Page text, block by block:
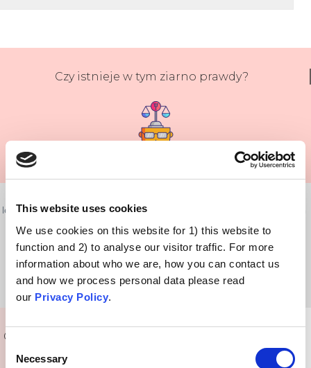
This website uses cookies
We use cookies on this website for 1) this website to
function and 2) to analyse our visitor traffic. For more
information about who we are, how you can contact us
and how we process personal data please read
our Privacy Policy.
Selection
Necessary
Czy istnieje w tym ziarno prawdy?
leczenia oraz tego, jak wpłynie ono na nas. Czasami cały świat może nam
się zdawać niebezpieczny, a na niektóre zdarzenia nie jesteśmy w stanie
znaleźć wytłumaczenia. To jasne, że aby uniknąć danego problemu lub
móc go rozwiązać, chcemy wiedzieć, co stanowi jego podłoże.
Co powiedzieć komuś, kto wyznaje takie poglądy?